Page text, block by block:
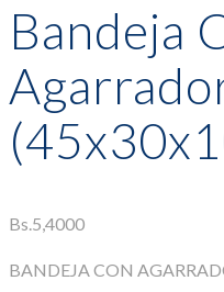
Bandeja
Bs. 5,4000
BANDEJA CON